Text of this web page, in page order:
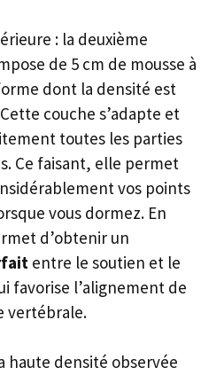
: la deuxième
de 5 cm de mousse à
dont la densité est
couche s’adapte et
toutes les parties
Ce faisant, elle permet
vos points
vous dormez. En
d’obtenir un
entre le soutien et le
favorise l’alignement de
vertébrale.
haute densité observée